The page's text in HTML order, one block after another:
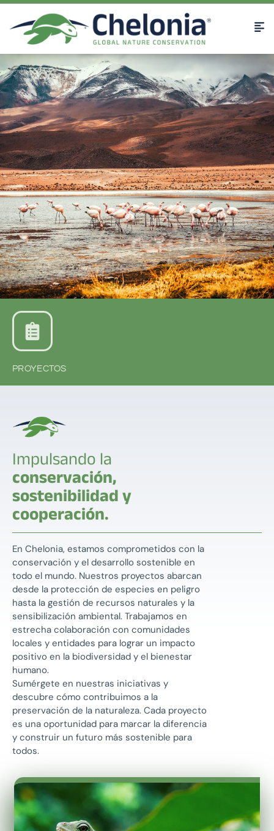
PROYECTOS
Impulsando la
conservación,
sostenibilidad y
cooperación.
En Chelonia, estamos comprometidos con la
conservación y el desarrollo sostenible en
todo el mundo. Nuestros proyectos abarcan
desde la protección de especies en peligro
hasta la gestión de recursos naturales y la
sensibilización ambiental. Trabajamos en
estrecha colaboración con comunidades
locales y entidades para lograr un impacto
positivo en la biodiversidad y el bienestar
humano.
Sumérgete en nuestras iniciativas y
descubre cómo contribuimos a la
preservación de la naturaleza. Cada proyecto
es una oportunidad para marcar la diferencia
y construir un futuro más sostenible para
todos.